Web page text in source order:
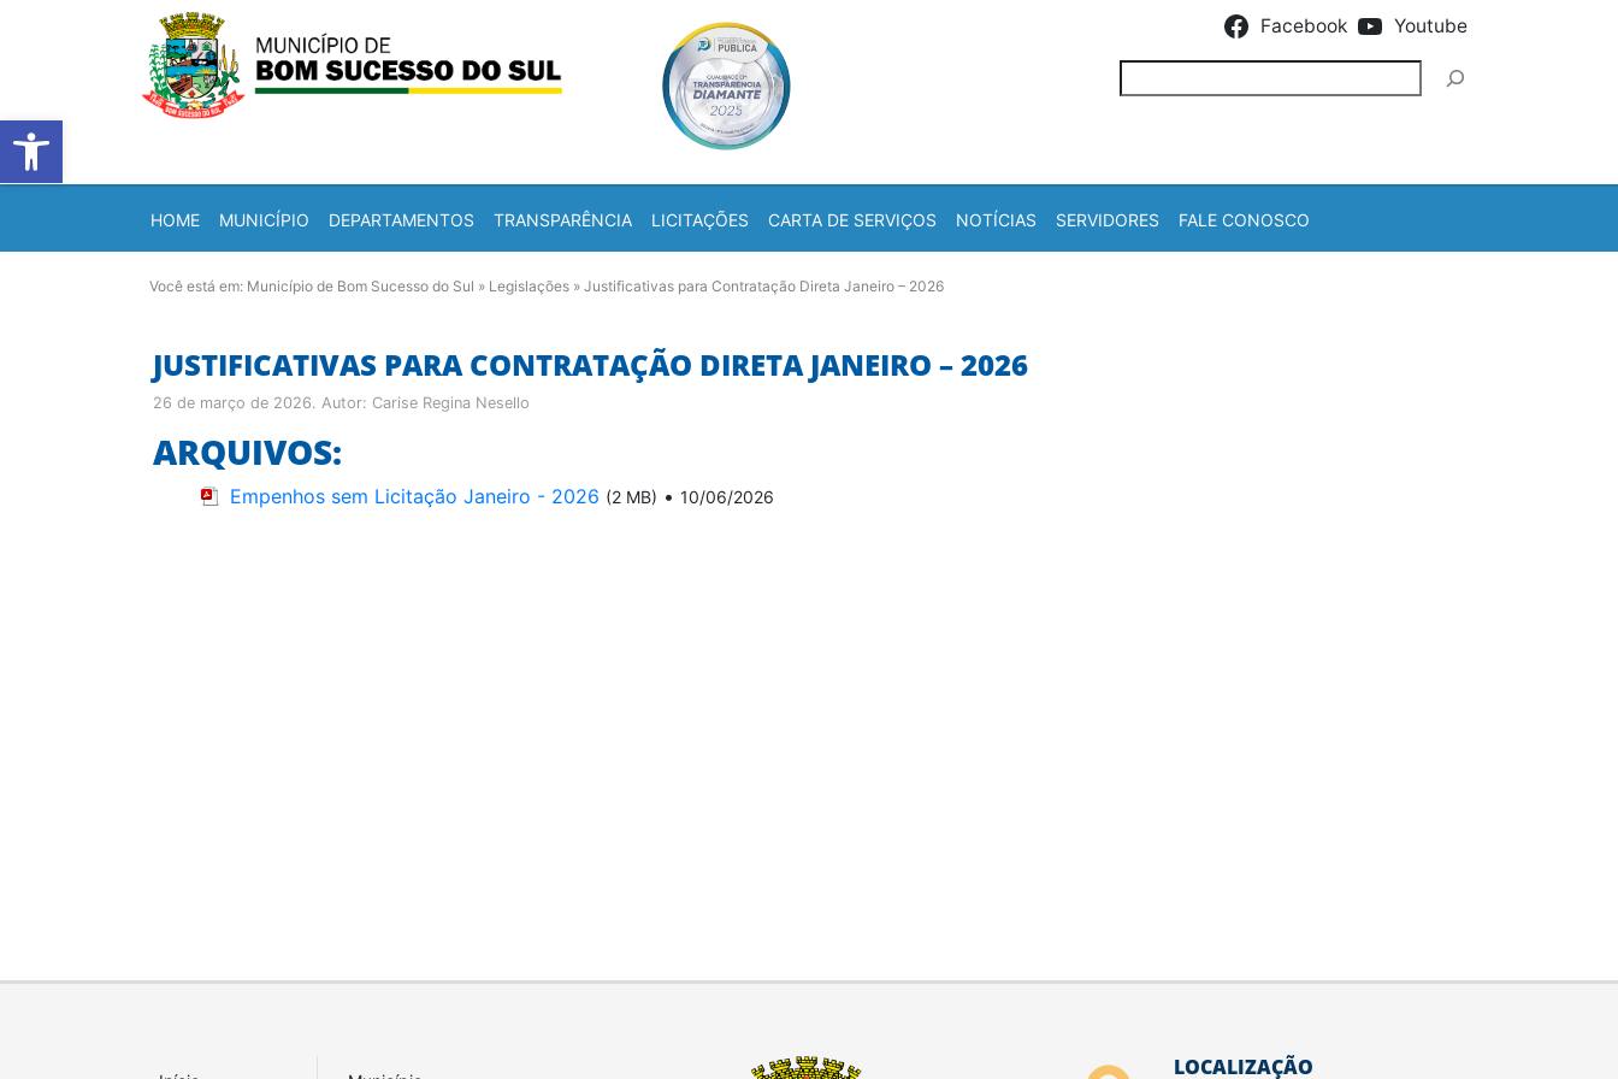
Barra de Ferramentas Aberta
Facebook Youtube
HOME MUNICÍPIO DEPARTAMENTOS TRANSPARÊNCIA LICITAÇÕES CARTA DE SERVIÇOS NOTÍCIAS SERVIDORES FALE CONOSCO
Você está em: Município de Bom Sucesso do Sul » Legislações » Justificativas para Contratação Direta Janeiro – 2026
JUSTIFICATIVAS PARA CONTRATAÇÃO DIRETA JANEIRO – 2026
26 de março de 2026. Autor: Carise Regina Nesello
ARQUIVOS:
Empenhos sem Licitação Janeiro - 2026 (2 MB) • 10/06/2026
LOCALIZAÇÃO